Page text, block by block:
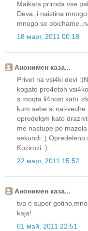
Maikata priroda vse
Deva..i naistina
mnogo se
18 март, 2011 00:18
Анонимен каза...
Privet na vsi4ki devi
kogato pro4etoh
s moqta li4nost kato
kum sebe si nai-
opredelqm kato
me nastupe po
sekundi :) Opredeleno
Kozirozi :)
22 март, 2011 15:52
Анонимен каза...
tva e super
kaja!
01 май, 2011 22:51